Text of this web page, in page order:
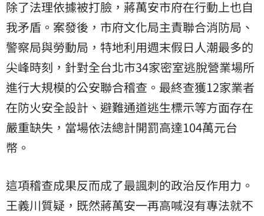
除了法理依據被打臉，蔣萬安市府在行動上也自
我矛盾。案發後，市府文化局主責聯合消防局、
警察局與勞動局，特地利用週末假日人潮最多的
尖峰時刻，針對全台北市34家密室逃脫營業場所
進行大規模的公安聯合稽查。最終查獲12家業者
在防火安全設計、避難通道逃生標示等方面存在
嚴重缺失，當場依法總計開罰高達104萬元台
幣。
這項稽查成果反而成了最諷刺的政治反作用力。
王義川質疑，既然蔣萬安一再高喊沒有專法就不